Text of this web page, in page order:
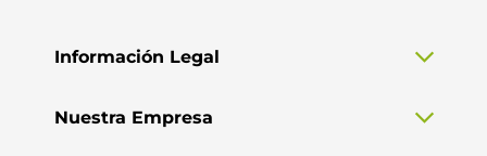
Información Legal
Nuestra Empresa